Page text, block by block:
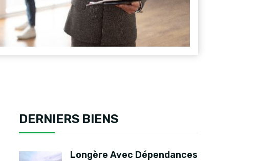
DERNIERS BIENS
Longère Avec Dépendances